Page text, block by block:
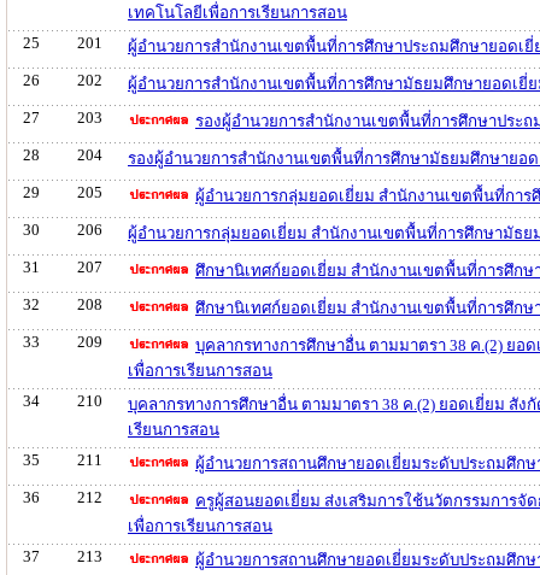
เทคโนโลยีเพื่อการเรียนการสอน
25
201
ผู้อำนวยการสำนักงานเขตพื้นที่การศึกษาประถมศึกษายอดเ
26
202
ผู้อำนวยการสำนักงานเขตพื้นที่การศึกษามัธยมศึกษายอดเยี่
27
203
รองผู้อำนวยการสำนักงานเขตพื้นที่การศึกษาประ
28
204
รองผู้อำนวยการสำนักงานเขตพื้นที่การศึกษามัธยมศึกษายอ
29
205
ผู้อำนวยการกลุ่มยอดเยี่ยม สำนักงานเขตพื้นที่กา
30
206
ผู้อำนวยการกลุ่มยอดเยี่ยม สำนักงานเขตพื้นที่การศึกษามัธ
31
207
ศึกษานิเทศก์ยอดเยี่ยม สำนักงานเขตพื้นที่การศึก
32
208
ศึกษานิเทศก์ยอดเยี่ยม สำนักงานเขตพื้นที่การศึก
33
209
บุคลากรทางการศึกษาอื่น ตามมาตรา 38 ค.(2) ย
เพื่อการเรียนการสอน
34
210
บุคลากรทางการศึกษาอื่น ตามมาตรา 38 ค.(2) ยอดเยี่ยม สั
เรียนการสอน
35
211
ผู้อำนวยการสถานศึกษายอดเยี่ยมระดับประถมศึก
36
212
ครูผู้สอนยอดเยี่ยม ส่งเสริมการใช้นวัตกรรมการจั
เพื่อการเรียนการสอน
37
213
ผู้อำนวยการสถานศึกษายอดเยี่ยมระดับประถมศึก